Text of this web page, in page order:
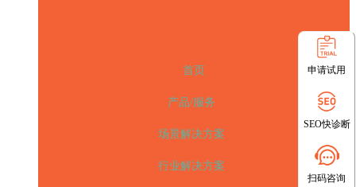
首页
产品/服务
场景解决方案
行业解决方案
申请试用
SEO快诊断
扫码咨询